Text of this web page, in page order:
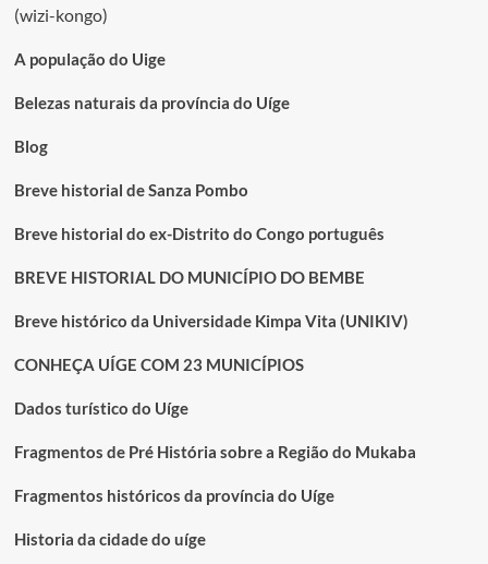
conteúdos
(wizi-kongo)
A população do Uige
Belezas naturais da província do Uíge
Blog
Breve historial de Sanza Pombo
Breve historial do ex-Distrito do Congo português
BREVE HISTORIAL DO MUNICÍPIO DO BEMBE
Breve histórico da Universidade Kimpa Vita (UNIKIV)
CONHEÇA UÍGE COM 23 MUNICÍPIOS
Dados turístico do Uíge
Fragmentos de Pré História sobre a Região do Mukaba
Fragmentos históricos da província do Uíge
Historia da cidade do uíge